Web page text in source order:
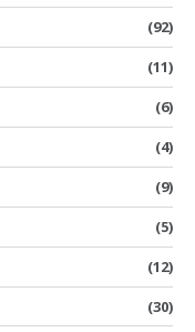
(92)
(11)
(6)
(4)
(9)
(5)
(12)
(30)